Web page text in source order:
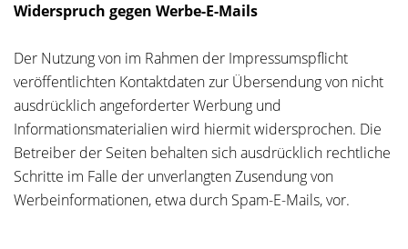
Widerspruch gegen Werbe-E-Mails
Der Nutzung von im Rahmen der Impressumspflicht
veröffentlichten Kontaktdaten zur Übersendung von nicht
ausdrücklich angeforderter Werbung und
Informationsmaterialien wird hiermit widersprochen. Die
Betreiber der Seiten behalten sich ausdrücklich rechtliche
Schritte im Falle der unverlangten Zusendung von
Werbeinformationen, etwa durch Spam-E-Mails, vor.